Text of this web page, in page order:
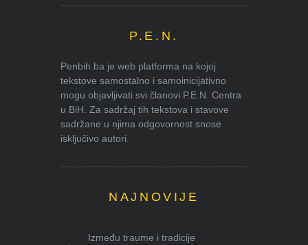
P.E.N.
Penbih.ba je web platforma na kojoj
tekstove samostalno i samoinicijativno
mogu objavljivati svi članovi P.E.N. Centra
u BiH. Za sadržaj tih tekstova i stavove
sadržane u njima odgovornost snose
isključivo autori.
NAJNOVIJE
Između traume i tradicije